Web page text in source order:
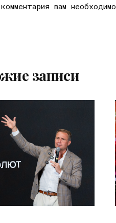
вам необходимо
записи